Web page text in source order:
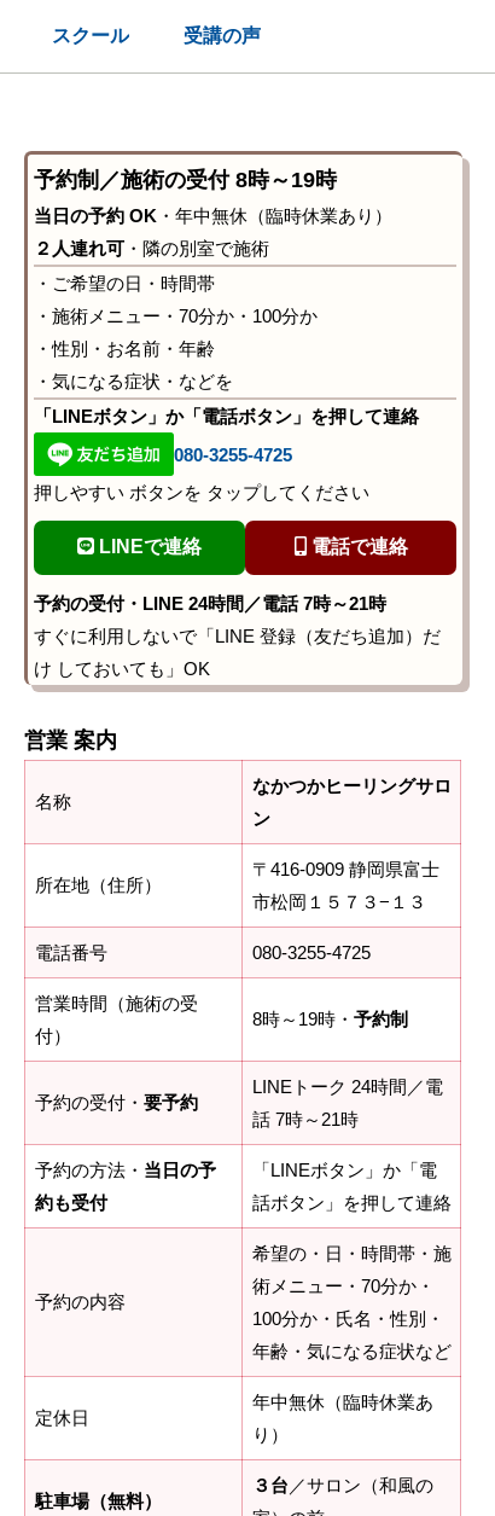
スクール 受講の声
予約制／施術の受付 8時～19時
当日の予約 OK ・年中無休（臨時休業あり）
２人連れ可 ・隣の別室で施術
・ご希望の日・時間帯
・施術メニュー・70分か・100分か
・性別・お名前・年齢
・気になる症状・などを
「LINEボタン」か「電話ボタン」を押して連絡
080-3255-4725
押しやすい ボタンを タップしてください
LINEで連絡 電話で連絡
予約の受付・LINE 24時間／電話 7時～21時
すぐに利用しないで「LINE 登録（友だち追加）だ
け しておいても」OK
営業 案内
名称
なかつかヒーリングサロ
ン
所在地（住所）
〒416-0909 静岡県富士
市松岡１５７３−１３
電話番号 080-3255-4725
営業時間（施術の受
付）
8時～19時・ 予約制
予約の受付・ 要予約
LINEトーク 24時間／電
話 7時～21時
予約の方法・ 当日の予
約も受付
「LINEボタン」か「電
話ボタン」を押して連絡
予約の内容
希望の・日・時間帯・施
術メニュー・70分か・
100分か・氏名・性別・
年齢・気になる症状など
定休日
年中無休（臨時休業あ
り）
駐車場（無料）
３台 ／サロン（和風の